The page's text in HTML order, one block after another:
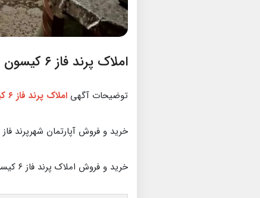
املاک پرند فاز ۶ کیسون زون ۷
توضیحات آگهی املاک پرند فاز ۶ کیسون زون ۷
خرید و فروش آپارتمان شهرپرند فاز ۶ کیسون زون ۷
خرید و فروش املاک پرند فاز ۶ کیسون زون ۷